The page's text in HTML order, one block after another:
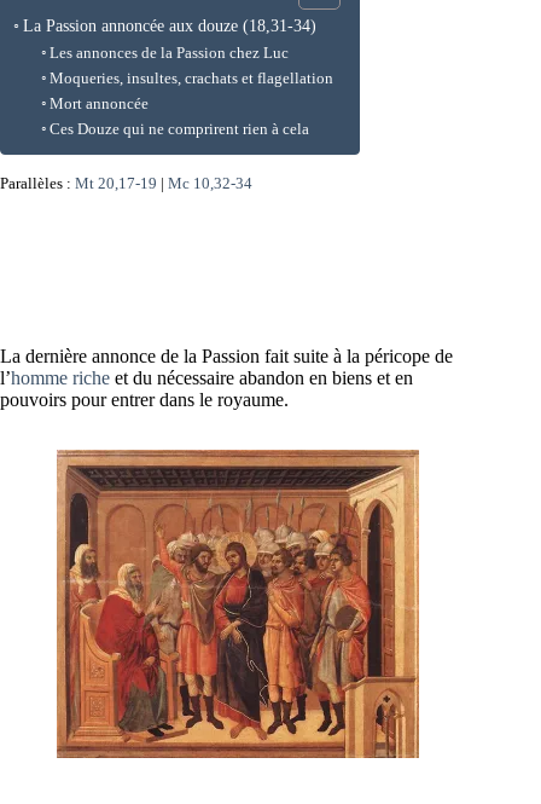
La Passion annoncée aux douze (18,31-34)
Les annonces de la Passion chez Luc
Moqueries, insultes, crachats et flagellation
Mort annoncée
Ces Douze qui ne comprirent rien à cela
Parallèles : Mt 20,17-19 | Mc 10,32-34
La dernière annonce de la Passion fait suite à la péricope de
l’homme riche et du nécessaire abandon en biens et en
pouvoirs pour entrer dans le royaume.